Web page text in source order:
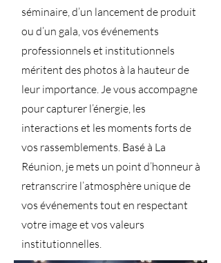
séminaire, d’un lancement de produit
ou d’un gala, vos événements
professionnels et institutionnels
méritent des photos à la hauteur de
leur importance. Je vous accompagne
pour capturer l’énergie, les
interactions et les moments forts de
vos rassemblements. Basé à La
Réunion, je mets un point d’honneur à
retranscrire l’atmosphère unique de
vos événements tout en respectant
votre image et vos valeurs
institutionnelles.